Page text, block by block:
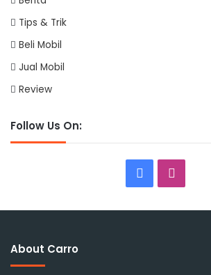
Tips & Trik
Beli Mobil
Jual Mobil
Review
Follow Us On:
Facebook
About Carro